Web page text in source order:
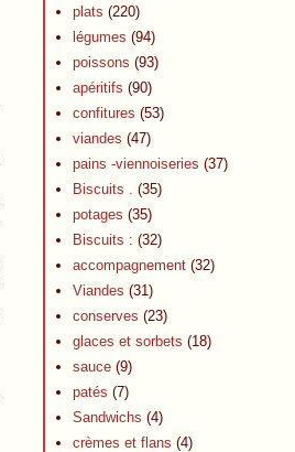
plats (220)
légumes (94)
poissons (93)
apéritifs (90)
confitures (53)
viandes (47)
pains -viennoiseries (37)
Biscuits . (35)
potages (35)
Biscuits : (32)
accompagnement (32)
Viandes (31)
conserves (23)
glaces et sorbets (18)
sauce (9)
patés (7)
Sandwichs (4)
crèmes et flans (4)